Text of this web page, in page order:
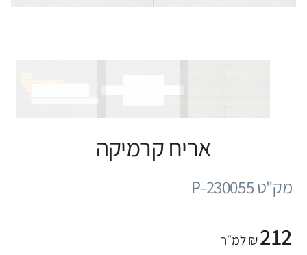
אריח קרמיקה
מק"ט P-230055
212₪ למ״ר